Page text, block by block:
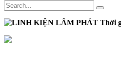
Thời